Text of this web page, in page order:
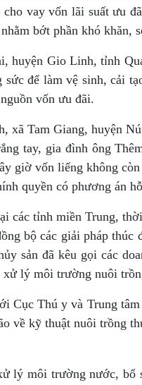
vay vốn lãi suất ưu
bớt phần khó
huyện Gio Linh, tỉnh
để làm vệ sinh, cải
vốn ưu đãi.
Tam Giang, huyện
tay, gia đình ông
giờ vốn liếng không
quyền có phương án
các tỉnh miền Trung,
bộ các giải pháp thúc
sản đã kêu gọi các
lý môi trường nuôi
Cục Thú y và Trung
về kỹ thuật nuôi trồng
lý môi trường nước, bổ